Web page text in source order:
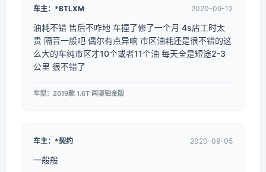
车主：*BTLXM 2020-09-12
油耗不错 售后不咋地 车撞了修了一个月 4s店工时太
贵 隔音一般吧 偶尔有点异响 市区油耗还是很不错的这
么大的车纯市区才10个或者11个油 每天全是短途2-3
公里 很不错了
车型：2019款 1.6T 两驱铂金版
车主：*契约 2020-09-05
一般般